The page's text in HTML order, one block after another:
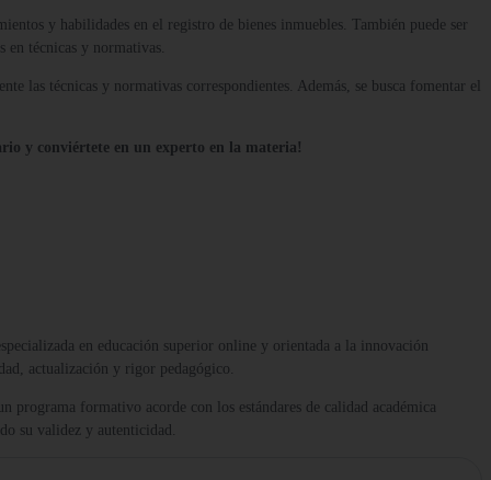
y habilidades en el registro de bienes inmuebles. También puede ser
en técnicas y normativas.
las técnicas y normativas correspondientes. Además, se busca fomentar el
y conviértete en un experto en la materia!
en educación superior online y orientada a la innovación
actualización y rigor pedagógico.
formativo acorde con los estándares de calidad académica
su validez y autenticidad.